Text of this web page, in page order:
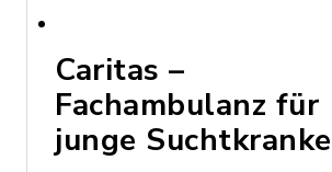
Caritas –
Fachambulanz für
junge Suchtkranke